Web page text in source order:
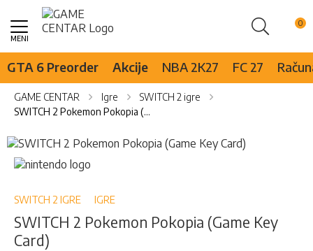
Pretraži
Skip
Content
GTA 6 Preorder Akcije NBA 2K27 FC 27
GAME CENTAR Igre
SWITCH 2 igre
SWITCH 2 Pokemon Pokopia (Game Key Card)
Skip
to
the
of
images
gallery
Skip
to
beginning
the
images
SWITCH 2 IGRE IGRE
SWITCH 2 Pokemon Pokopia (Game Key
Card)